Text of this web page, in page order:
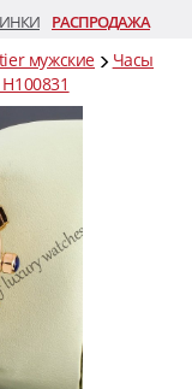
РАСПРОДАЖА
мужские
Часы